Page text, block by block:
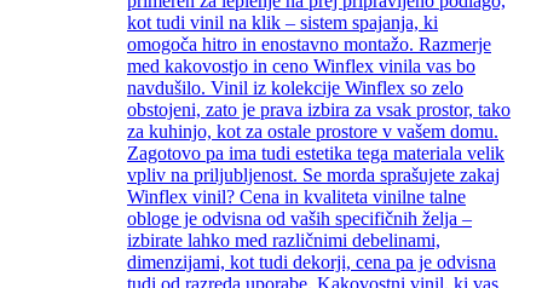
kot tudi vinil na klik – sistem spajanja, ki
omogoča hitro in enostavno montažo. Razmerje
med kakovostjo in ceno Winflex vinila vas bo
navdušilo. Vinil iz kolekcije Winflex so zelo
obstojeni, zato je prava izbira za vsak prostor, tako
za kuhinjo, kot za ostale prostore v vašem domu.
Zagotovo pa ima tudi estetika tega materiala velik
vpliv na priljubljenost. Se morda sprašujete zakaj
Winflex vinil? Cena in kvaliteta vinilne talne
obloge je odvisna od vaših specifičnih želja –
izbirate lahko med različnimi debelinami,
dimenzijami, kot tudi dekorji, cena pa je odvisna
tudi od razreda uporabe. Kakovostni vinil, ki vas